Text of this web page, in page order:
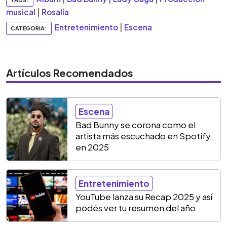
musical
Rosalía
CATEGORIA: Entretenimiento Escena
Artículos Recomendados
Escena
Bad Bunny se corona como el
artista más escuchado en Spotify
en 2025
Entretenimiento
YouTube lanza su Recap 2025 y así
podés ver tu resumen del año